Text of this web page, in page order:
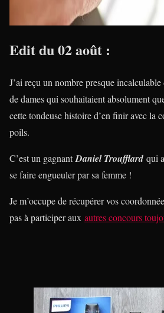
Edit du 02 août :
J’ai reçu un nombre presque
de dames qui souhaitaient absolument
cette tondeuse histoire d’en finir avec la
poils.
C’est un gagnantDaniel Troufflardqui
se faire engueuler par sa femme !
Je m’occupe de récupérer vos
pas à participer aux autres concours